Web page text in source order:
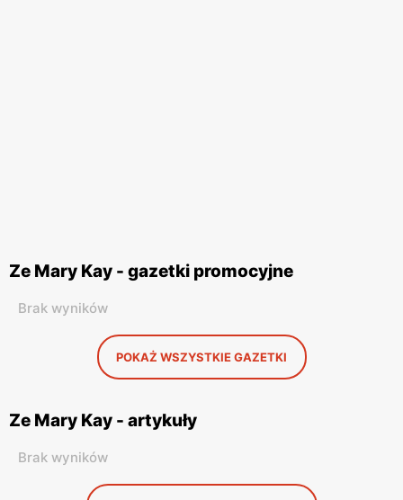
Ze Mary Kay - gazetki promocyjne
Brak wyników
POKAŻ WSZYSTKIE GAZETKI
Ze Mary Kay - artykuły
Brak wyników